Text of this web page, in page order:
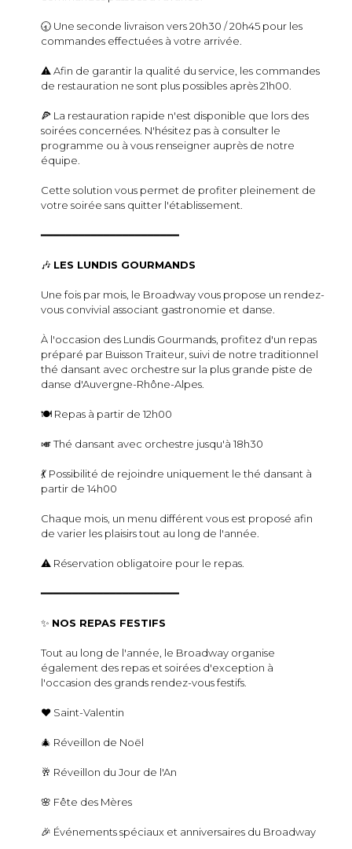
🕣 Une seconde livraison vers 20h30 / 20h45 pour les
commandes effectuées à votre arrivée.
⚠️ Afin de garantir la qualité du service, les commandes
de restauration ne sont plus possibles après 21h00.
🍕 La restauration rapide n'est disponible que lors des
soirées concernées. N'hésitez pas à consulter le
programme ou à vous renseigner auprès de notre
équipe.
Cette solution vous permet de profiter pleinement de
votre soirée sans quitter l'établissement.
━━━━━━━━━━━━━━━━━━━━━━
🎶 LES LUNDIS GOURMANDS
Une fois par mois, le Broadway vous propose un rendez-
vous convivial associant gastronomie et danse.
À l'occasion des Lundis Gourmands, profitez d'un repas
préparé par Buisson Traiteur, suivi de notre traditionnel
thé dansant avec orchestre sur la plus grande piste de
danse d'Auvergne-Rhône-Alpes.
🍽️ Repas à partir de 12h00
🎺 Thé dansant avec orchestre jusqu'à 18h30
💃 Possibilité de rejoindre uniquement le thé dansant à
partir de 14h00
Chaque mois, un menu différent vous est proposé afin
de varier les plaisirs tout au long de l'année.
⚠️ Réservation obligatoire pour le repas.
━━━━━━━━━━━━━━━━━━━━━━
✨ NOS REPAS FESTIFS
Tout au long de l'année, le Broadway organise
également des repas et soirées d'exception à
l'occasion des grands rendez-vous festifs.
❤️ Saint-Valentin
🎄 Réveillon de Noël
🥂 Réveillon du Jour de l'An
🌸 Fête des Mères
🎉 Événements spéciaux et anniversaires du Broadway